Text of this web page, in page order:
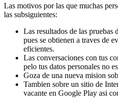
Las motivos por las que muchas
las subsiguientes:
Las resultados de las pruebas
pues se obtienen a traves de
eficientes.
Las conversaciones con tus
pelo tus datos personales no
Goza de una nueva mision
Tambien sobre un sitio de
vacante en Google Play asi­